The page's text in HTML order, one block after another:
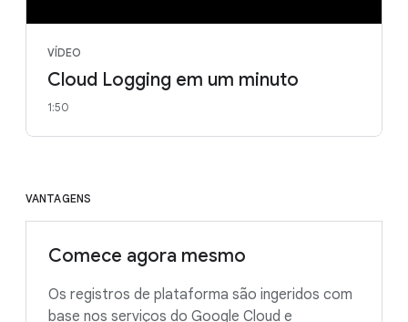
VÍDEO
Cloud Logging em um minuto
1:50
VANTAGENS
Comece agora mesmo
Os registros de plataforma são ingeridos com
base nos serviços do Google Cloud e